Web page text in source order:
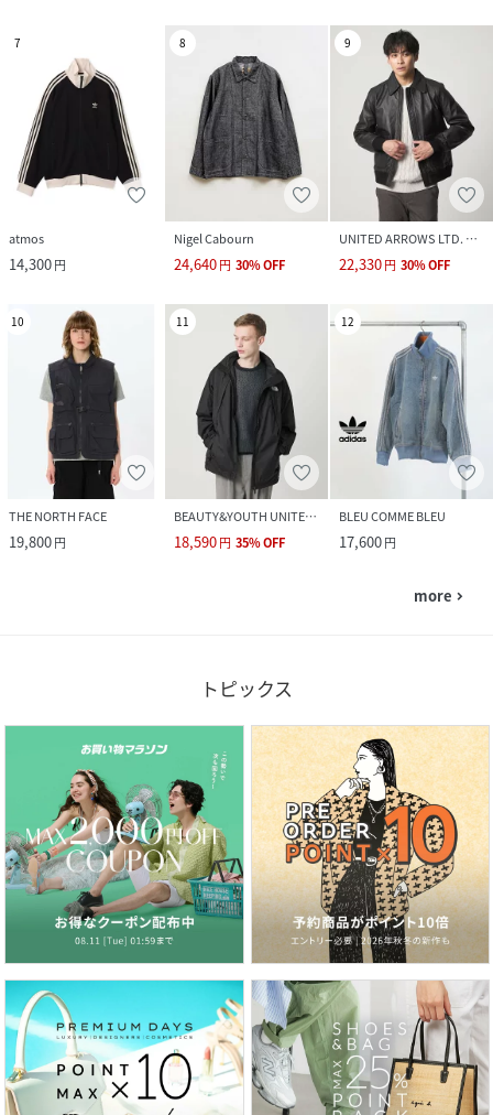
7
atmos
14,300円
8
Nigel Cabourn
24,640円 30%OFF
9
UNITED ARROWS LTD. OUTLET
22,330円 30%OFF
10
THE NORTH FACE
19,800円
11
BEAUTY&YOUTH UNITED ARROWS
18,590円 35%OFF
12
BLEU COMME BLEU
17,600円
more navigate_next
トピックス